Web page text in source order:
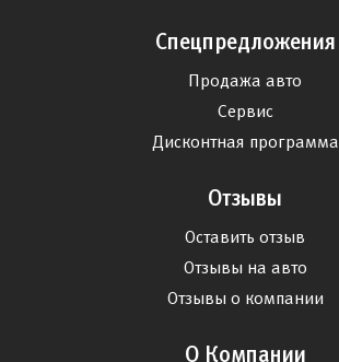
Спецпредложения
Продажа авто
Сервис
Дисконтная программа
Отзывы
Оставить отзыв
Отзывы на авто
Отзывы о компании
О Компании